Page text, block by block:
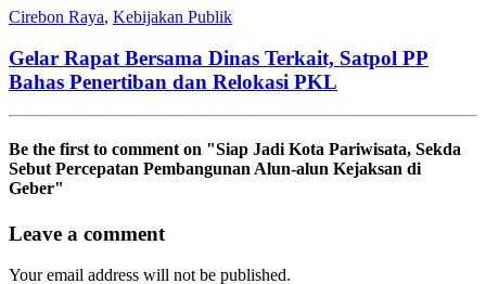
Cirebon Raya, Kebijakan Publik
Gelar Rapat Bersama Dinas Terkait, Satpol PP
Bahas Penertiban dan Relokasi PKL
Be the first to comment on "Siap Jadi Kota Pariwisata, Sekda
Sebut Percepatan Pembangunan Alun-alun Kejaksan di
Geber"
Leave a comment
Your email address will not be published.